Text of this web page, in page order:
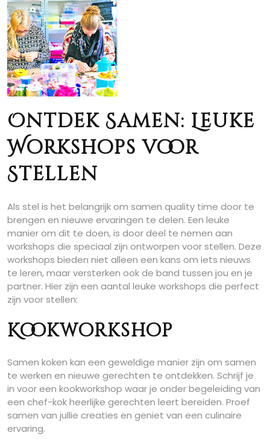
Ontdek Samen: Leuke
Workshops voor
Stellen
Als stel is het belangrijk om samen quality time door te
brengen en nieuwe ervaringen te delen. Een leuke
manier om dit te doen, is door deel te nemen aan
workshops die speciaal zijn ontworpen voor stellen. Deze
workshops bieden niet alleen een kans om iets nieuws
te leren, maar versterken ook de band tussen jou en je
partner. Hier zijn een aantal leuke workshops die perfect
zijn voor stellen:
Kookworkshop
Samen koken kan een geweldige manier zijn om samen
te werken en nieuwe gerechten te ontdekken. Schrijf je
in voor een kookworkshop waar je onder begeleiding van
een chef-kok heerlijke gerechten leert bereiden. Proef
samen van jullie creaties en geniet van een culinaire
ervaring.